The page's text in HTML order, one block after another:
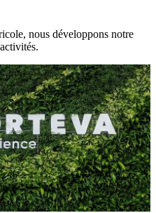
nous développons notre